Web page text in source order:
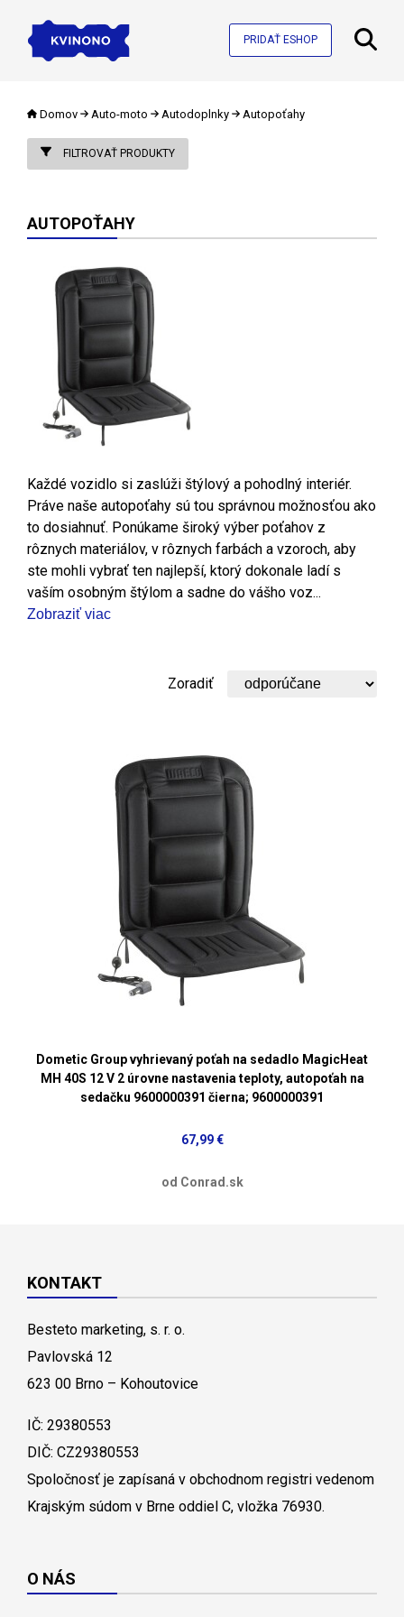
PRIDAŤ ESHOP
Domov Auto-moto Autodoplnky Autopoťahy
FILTROVAŤ PRODUKTY
AUTOPOŤAHY
Každé vozidlo si zaslúži štýlový a pohodlný interiér.
Práve naše autopoťahy sú tou správnou možnosťou ako
to dosiahnuť. Ponúkame široký výber poťahov z
rôznych materiálov, v rôznych farbách a vzoroch, aby
ste mohli vybrať ten najlepší, ktorý dokonale ladí s
vaším osobným štýlom a sadne do vášho voz...
Zobraziť viac
Zoradiť
Dometic Group vyhrievaný poťah na sedadlo MagicHeat
MH 40S 12 V 2 úrovne nastavenia teploty, autopoťah na
sedačku 9600000391 čierna; 9600000391
67,99 €
od Conrad.sk
KONTAKT
Besteto marketing, s. r. o.
Pavlovská 12
623 00 Brno – Kohoutovice
IČ: 29380553
DIČ: CZ29380553
Spoločnosť je zapísaná v obchodnom registri vedenom
Krajským súdom v Brne oddiel C, vložka 76930.
O NÁS